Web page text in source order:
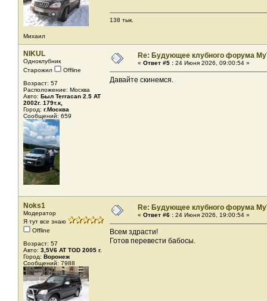
Михаил
138 тык.
NIKUL
Одноклубник
Старожил
Offline
Возраст: 57
Расположение: Москва
Авто: Был Terracan 2.5 AT
2002г. 179т.к,
Город: г.Москва
Сообщений: 659
Re: Будующее клубного форума
« Ответ #5 : 24 Июня 2026, 09:00:54 »
Давайте скинемся.
Noks1
Модератор
Я тут все знаю
Offline
Возраст: 57
Авто: 3,5V6 AT TOD 2005 г.
Город: Воронеж
Сообщений: 7988
Re: Будующее клубного форума
« Ответ #6 : 24 Июня 2026, 19:00:54 »
Всем здрасти!
Готов перевести бабосы.